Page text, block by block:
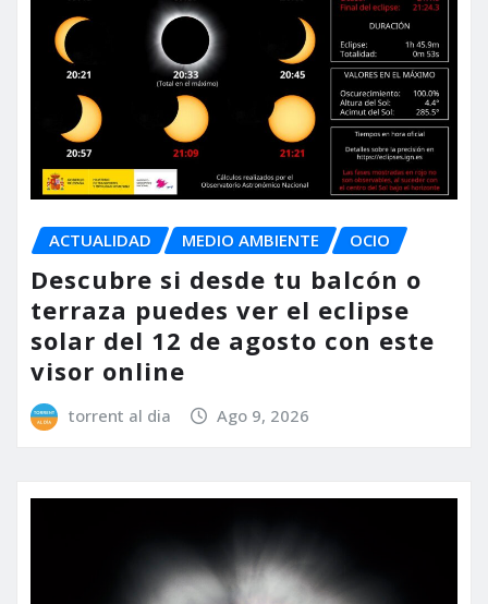
ACTUALIDAD MEDIO AMBIENTE OCIO
Descubre si desde tu balcón o
terraza puedes ver el eclipse
solar del 12 de agosto con este
visor online
torrent al dia Ago 9, 2026